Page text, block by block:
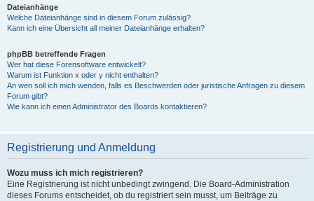
Dateianhänge
Welche Dateianhänge sind in diesem Forum zulässig?
Kann ich eine Übersicht all meiner Dateianhänge erhalten?
phpBB betreffende Fragen
Wer hat diese Forensoftware entwickelt?
Warum ist Funktion x oder y nicht enthalten?
An wen soll ich mich wenden, falls es Beschwerden oder juristische Anfragen zu diesem
Forum gibt?
Wie kann ich einen Administrator des Boards kontaktieren?
Registrierung und Anmeldung
Wozu muss ich mich registrieren?
Eine Registrierung ist nicht unbedingt zwingend. Die Board-Administration
dieses Forums entscheidet, ob du registriert sein musst, um Beiträge zu